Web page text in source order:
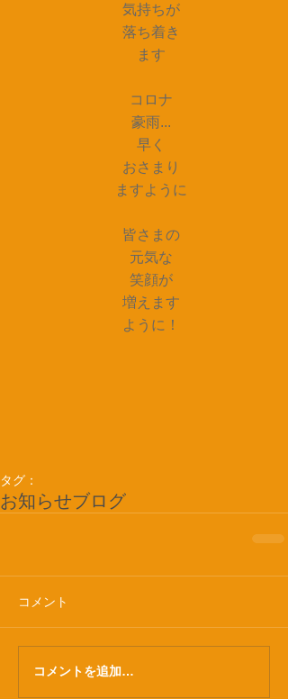
気持ちが
落ち着き
ます
コロナ
豪雨...
早く
おさまり
ますように
皆さまの
元気な
笑顔が
増えます
ように！
タグ：
お知らせブログ
コメント
コメントを追加…